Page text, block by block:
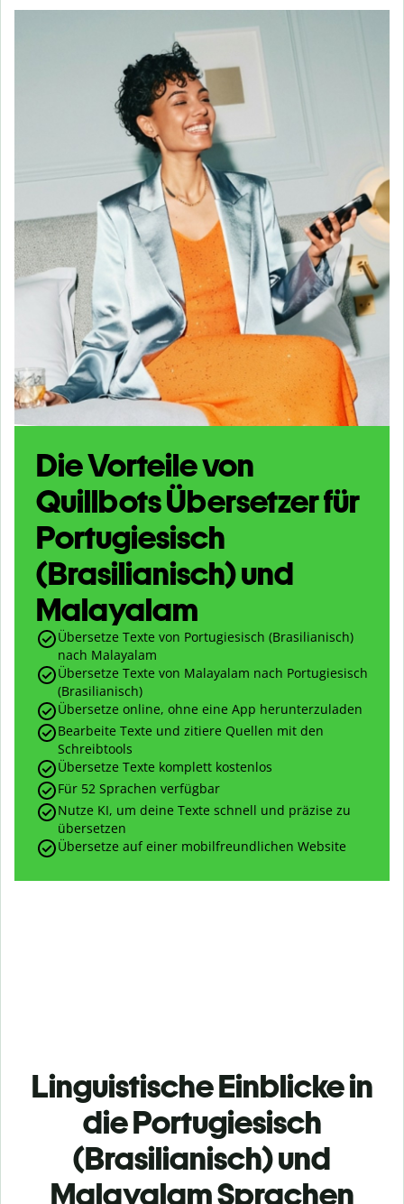
Die Vorteile von
Quillbots Übersetzer für
Portugiesisch
(Brasilianisch) und
Malayalam
Übersetze Texte von Portugiesisch (Brasilianisch)
nach Malayalam
Übersetze Texte von Malayalam nach Portugiesisch
(Brasilianisch)
Übersetze online, ohne eine App herunterzuladen
Bearbeite Texte und zitiere Quellen mit den
Schreibtools
Übersetze Texte komplett kostenlos
Für 52 Sprachen verfügbar
Nutze KI, um deine Texte schnell und präzise zu
übersetzen
Übersetze auf einer mobilfreundlichen Website
Linguistische Einblicke in
die Portugiesisch
(Brasilianisch) und
Malayalam Sprachen